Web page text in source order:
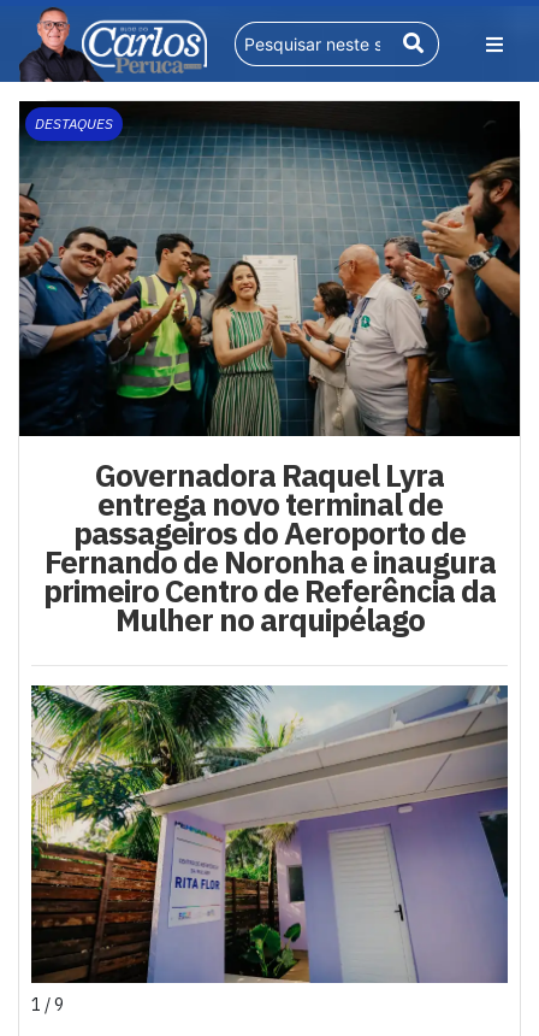
DESTAQUES
Governadora Raquel Lyra
entrega novo terminal de
passageiros do Aeroporto de
Fernando de Noronha e inaugura
primeiro Centro de Referência da
Mulher no arquipélago
1 / 9